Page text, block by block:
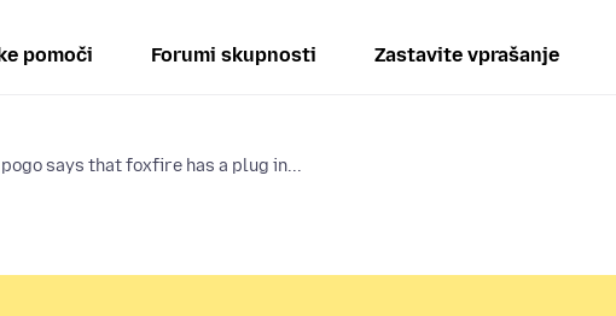
pomoči Forumi skupnosti Zastavite vprašanje
pogo says that foxfire has a plug in...